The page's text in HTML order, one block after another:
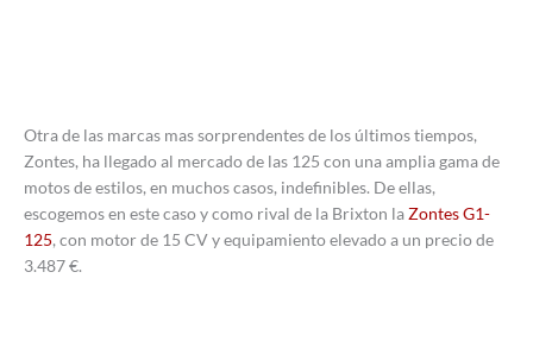
Otra de las marcas mas sorprendentes de los últimos tiempos,
Zontes, ha llegado al mercado de las 125 con una amplia gama de
motos de estilos, en muchos casos, indefinibles. De ellas,
escogemos en este caso y como rival de la Brixton laZontes G1-
125, con motor de 15 CV y equipamiento elevado a un precio de
3.487 €.